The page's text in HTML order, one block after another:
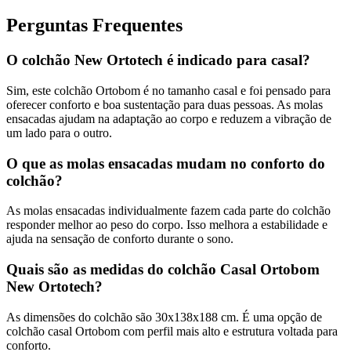
Perguntas Frequentes
O colchão New Ortotech é indicado para casal?
Sim, este colchão Ortobom é no tamanho casal e foi pensado para
oferecer conforto e boa sustentação para duas pessoas. As molas
ensacadas ajudam na adaptação ao corpo e reduzem a vibração de
um lado para o outro.
O que as molas ensacadas mudam no conforto do
colchão?
As molas ensacadas individualmente fazem cada parte do colchão
responder melhor ao peso do corpo. Isso melhora a estabilidade e
ajuda na sensação de conforto durante o sono.
Quais são as medidas do colchão Casal Ortobom
New Ortotech?
As dimensões do colchão são 30x138x188 cm. É uma opção de
colchão casal Ortobom com perfil mais alto e estrutura voltada para
conforto.